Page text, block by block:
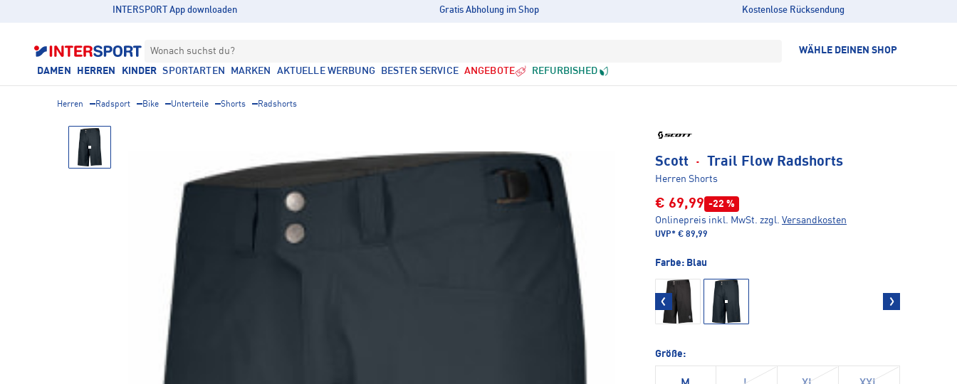
INTERSPORT App downloaden Gratis Abholung im Shop Kostenlose Rücksendung
Wonach suchst du? WÄHLE DEINEN SHOP
DAMEN HERREN KINDER SPORTARTEN MARKEN AKTUELLE WERBUNG BESTER SERVICE ANGEBOTE REFURBISHED
Herren Radsport Bike Unterteile Shorts Radshorts
Scott · Trail Flow Radshorts
Herren Shorts
€ 69,99 -22 %
Onlinepreis inkl. MwSt.
zzgl. Versandkosten
UVP* € 89,99
Farbe: Blau
Größe: